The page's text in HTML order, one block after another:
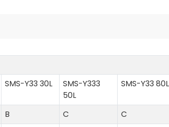
SMS-Y33 30L
SMS-Y333
50L
SMS-Y33 80L
B C C